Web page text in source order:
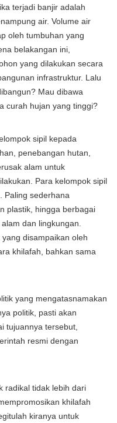
terjadi banjir adalah
air. Volume air
oleh tumbuhan yang
belakangan ini,
yang dilakukan secara
infrastruktur. Lalu
Mau dibawa
curah hujan yang tinggi?
sipil kepada
penebangan hutan,
alam untuk
Para kelompok sipil
Paling sederhana
plastik, hingga berbagai
dan lingkungan.
disampaikan oleh
khilafah, bahkan sama
yang mengatasnamakan
politik, pasti akan
tujuannya tersebut,
resmi dengan
radikal tidak lebih dari
khilafah
kiranya untuk